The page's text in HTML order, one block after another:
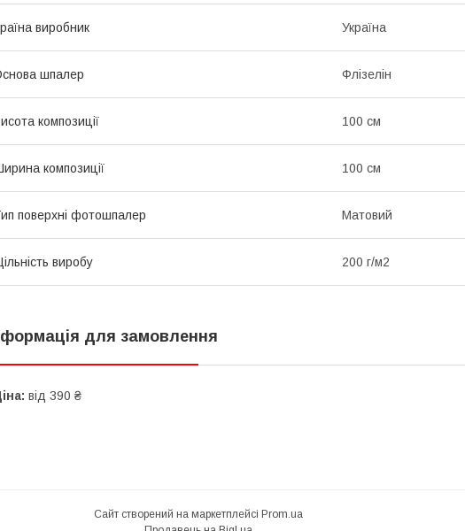
виробник Україна
шпалер Флізелін
композиції 100 см
композиції 100 см
поверхні фотошпалер Матовий
виробу 200 г/м2
для замовлення
від 390 ₴
Сайт створений на маркетплейсі Prom.ua